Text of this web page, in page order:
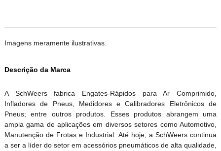
Imagens meramente ilustrativas.
Descrição da Marca
A SchWeers fabrica Engates-Rápidos para Ar Comprimido,
Infladores de Pneus, Medidores e Calibradores Eletrônicos de
Pneus; entre outros produtos. Esses produtos abrangem uma
ampla gama de aplicações em diversos setores como Automotivo,
Manutenção de Frotas e Industrial. Até hoje, a SchWeers continua
a ser a líder do setor em acessórios pneumáticos de alta qualidade,